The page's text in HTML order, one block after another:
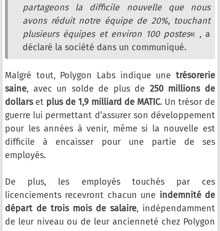
partageons la difficile nouvelle que nous
avons réduit notre équipe de 20%, touchant
plusieurs équipes et environ 100 postes« , a
déclaré la société dans un communiqué.
Malgré tout, Polygon Labs indique une trésorerie
saine, avec un solde de plus de 250 millions de
dollarset plus de 1,9 milliard de MATIC. Un trésor de
guerre lui permettant d’assurer son développement
pour les années à venir, même si la nouvelle est
difficile à encaisser pour une partie de ses
employés.
De plus, les employés touchés par ces
licenciements recevront chacun une indemnité de
départ de trois mois de salaire, indépendamment
de leur niveau ou de leur ancienneté chez Polygon